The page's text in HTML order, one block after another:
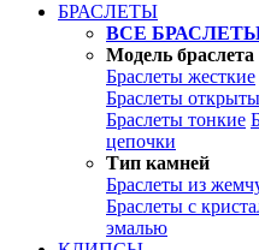
БРАСЛЕТЫ
ВСЕ
Модель браслета
Браслеты жесткие
Браслеты
Браслеты тонкие
цепочки
Тип камней
Браслеты из
Браслеты с
эмалью